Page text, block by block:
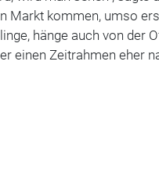
Markt kommen, umso
hänge auch von der
einen Zeitrahmen eher